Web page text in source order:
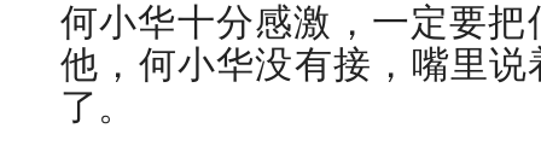
何小华十分感激，一定要
他，何小华没有接，嘴里
了。